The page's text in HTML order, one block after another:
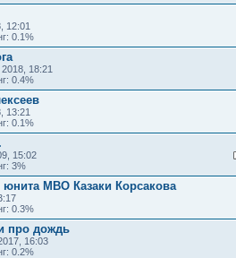
12:01
0.1%
18:21
0.4%
13:21
0.1%
15:02
3%
МВО Казаки Корсакова
0.3%
про дождь
16:03
0.2%